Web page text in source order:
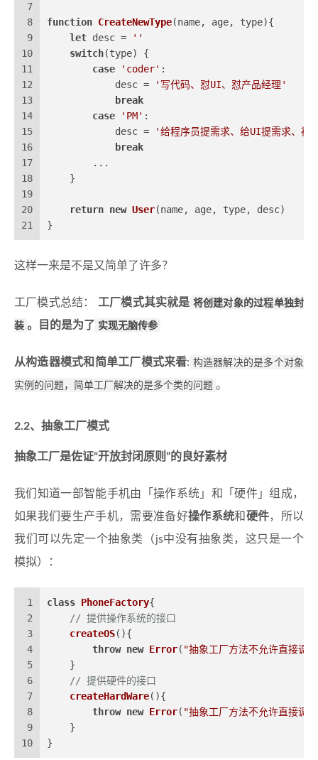
7
8
9
10
11
12
13
14
15
16
17
18
19
20
21
function CreateNewType(name, age, type){
let desc =
''
switch(type) {
case
'coder' :
            desc =
'写代码、怼UI、怼产品经理'
break
case
'PM' :
            desc =
'给程序员提需求、给UI提需求、被
break
        ...
    }
return new User(name, age, type, desc)
}
这样一来是不是又简单了许多？
工厂模式总结： 工厂模式其实就是 将创建对象的过程单独封
装 。目的是为了 实现无脑传参
从构造器模式和简单工厂模式来看: 构造器解决的是多个对象
实例的问题，简单工厂解决的是多个类的问题 。
2.2、抽象工厂模式
抽象工厂是佐证“开放封闭原则”的良好素材
我们知道一部智能手机由「操作系统」和「硬件」组成，
如果我们要生产手机，需要准备好操作系统和 硬件，所以
我们可以先定一个抽象类（js中没有抽象类，这只是一个
模拟）：
1
2
3
4
5
6
7
8
9
10
class PhoneFactory{
// 提供操作系统的接口
createOS( ){
throw new Error( "抽象工厂方法不允许直接调
    }
// 提供硬件的接口
createHardWare( ){
throw new Error( "抽象工厂方法不允许直接调
    }
}